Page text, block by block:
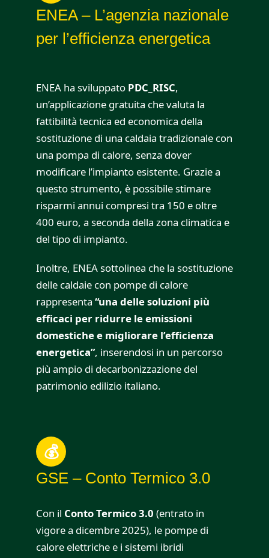
ENEA – L’agenzia nazionale
per l’efficienza energetica
ENEA ha sviluppato PDC_RISC,
un’applicazione gratuita che valuta la
fattibilità tecnica ed economica della
sostituzione di una caldaia tradizionale con
una pompa di calore, senza dover
modificare l’impianto esistente. Grazie a
questo strumento, è possibile stimare
risparmi annui compresi tra 150 e oltre
400 euro, a seconda della zona climatica e
del tipo di impianto.
Inoltre, ENEA sottolinea che la sostituzione
delle caldaie con pompe di calore
rappresenta “una delle soluzioni più
efficaci per ridurre le emissioni
domestiche e migliorare l’efficienza
energetica”, inserendosi in un percorso
più ampio di decarbonizzazione del
patrimonio edilizio italiano.
💰
GSE – Conto Termico 3.0
Con il Conto Termico 3.0 (entrato in
vigore a dicembre 2025), le pompe di
calore elettriche e i sistemi ibridi